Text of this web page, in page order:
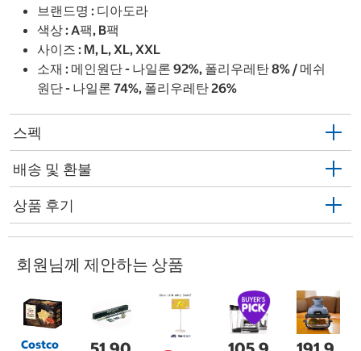
브랜드명 : 디아도라
색상 : A팩, B팩
사이즈 : M, L, XL, XXL
소재 : 메인원단 - 나일론 92%, 폴리우레탄 8% / 메쉬
원단 - 나일론 74%, 폴리우레탄 26%
스펙
배송 및 환불
상품 후기
회원님께 제안하는 상품
Costco